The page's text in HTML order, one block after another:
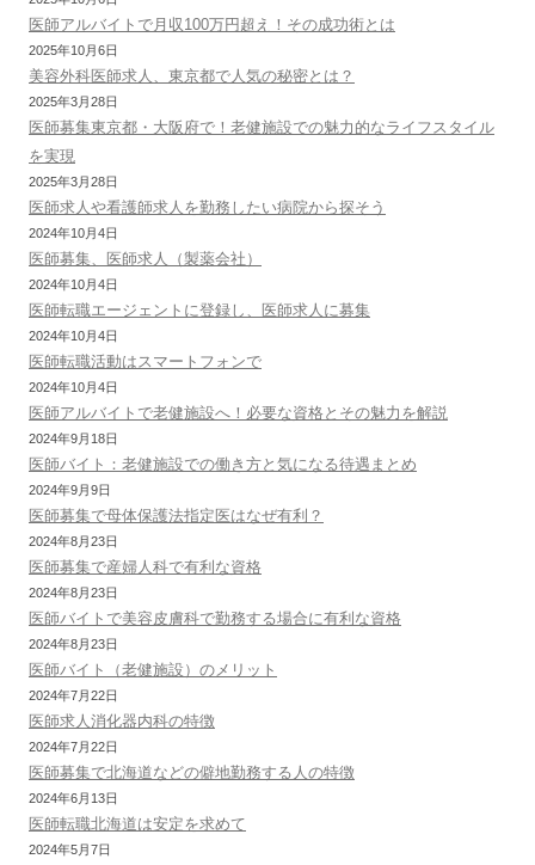
医師アルバイトで月収100万円超え！その成功術とは
2025年10月6日
美容外科医師求人、東京都で人気の秘密とは？
2025年3月28日
医師募集東京都・大阪府で！老健施設での魅力的なライフスタイル
を実現
2025年3月28日
医師求人や看護師求人を勤務したい病院から探そう
2024年10月4日
医師募集、医師求人（製薬会社）
2024年10月4日
医師転職エージェントに登録し、医師求人に募集
2024年10月4日
医師転職活動はスマートフォンで
2024年10月4日
医師アルバイトで老健施設へ！必要な資格とその魅力を解説
2024年9月18日
医師バイト：老健施設での働き方と気になる待遇まとめ
2024年9月9日
医師募集で母体保護法指定医はなぜ有利？
2024年8月23日
医師募集で産婦人科で有利な資格
2024年8月23日
医師バイトで美容皮膚科で勤務する場合に有利な資格
2024年8月23日
医師バイト（老健施設）のメリット
2024年7月22日
医師求人消化器内科の特徴
2024年7月22日
医師募集で北海道などの僻地勤務する人の特徴
2024年6月13日
医師転職北海道は安定を求めて
2024年5月7日